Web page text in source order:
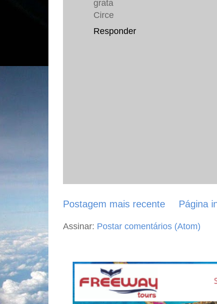
grata
Circe
Responder
Postagem mais recente Página
Assinar: Postar comentários (Atom)